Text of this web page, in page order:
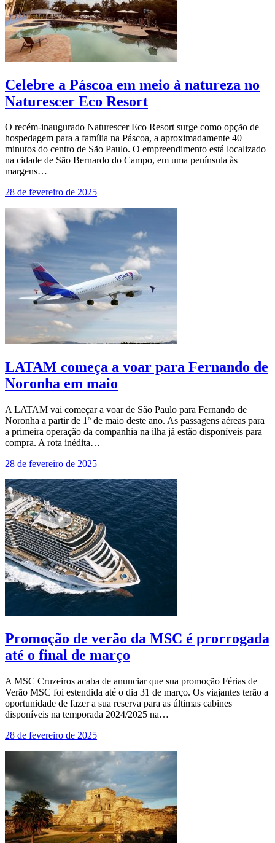
Celebre a Páscoa em meio à natureza no
Naturescer Eco Resort
O recém-inaugurado Naturescer Eco Resort surge como opção de
hospedagem para a família na Páscoa, a aproximadamente 40
minutos do centro de São Paulo. O empreendimento está localizado
na cidade de São Bernardo do Campo, em uma península às
margens…
28 de fevereiro de 2025
LATAM começa a voar para Fernando de
Noronha em maio
A LATAM vai começar a voar de São Paulo para Fernando de
Noronha a partir de 1º de maio deste ano. As passagens aéreas para
a primeira operação da companhia na ilha já estão disponíveis para
compra. A rota inédita…
28 de fevereiro de 2025
Promoção de verão da MSC é prorrogada
até o final de março
A MSC Cruzeiros acaba de anunciar que sua promoção Férias de
Verão MSC foi estendida até o dia 31 de março. Os viajantes terão a
oportunidade de fazer a sua reserva para as últimas cabines
disponíveis na temporada 2024/2025 na…
28 de fevereiro de 2025